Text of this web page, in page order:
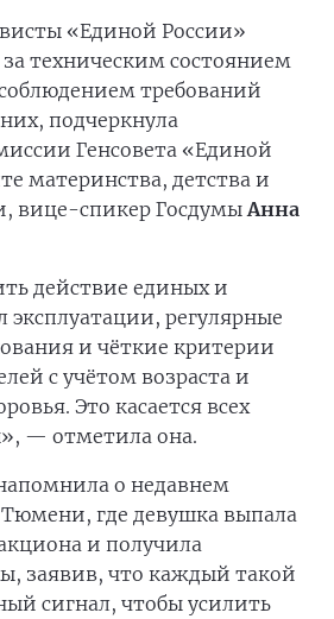
«Единой России»
техническим состоянием
требований
подчеркнула
Генсовета «Единой
материнства, детства и
вице-спикер Госдумы Анна
действие единых и
эксплуатации, регулярные
и чёткие критерии
с учётом возраста и
Это касается всех
— отметила она.
о недавнем
где девушка выпала
и получила
заявив, что каждый такой
сигнал, чтобы усилить